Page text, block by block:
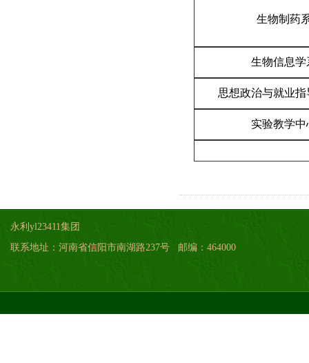
生物制药
生物信息学
思想政治与就业指
实验教学中
永利yl23411集团
联系地址：河南省信阳市南湖路237号 邮编：464000